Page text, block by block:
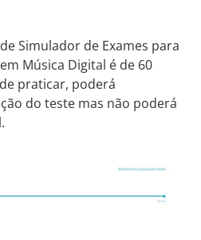
Simulador de Exames para
Música Digital é de 60
praticar, poderá
do teste mas não poderá